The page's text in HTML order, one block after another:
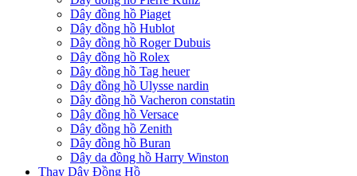
Dây đồng hồ Piaget
Dây đồng hồ Hublot
Dây đồng hồ Roger Dubuis
Dây đồng hồ Rolex
Dây đồng hồ Tag heuer
Dây đồng hồ Ulysse nardin
Dây đồng hồ Vacheron constatin
Dây đồng hồ Versace
Dây đồng hồ Zenith
Dây đồng hồ Buran
Dây da đồng hồ Harry Winston
Thay Dây Đồng Hồ